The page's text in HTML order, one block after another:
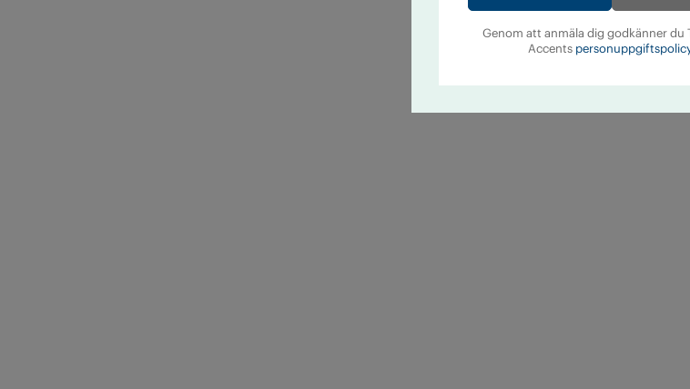
Genom att anmäla dig godkänner du
Accents